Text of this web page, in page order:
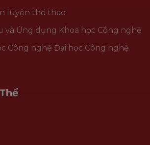
luyện thể thao
và Ứng dụng Khoa học Công nghệ
Công nghệ Đại học Công nghệ